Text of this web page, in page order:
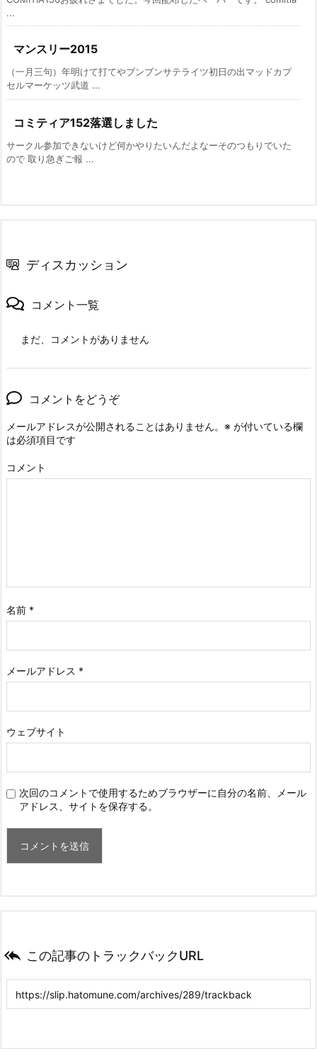
...
マンスリー2015
（一月三句）年明けて打てやブンブンサテライツ初日の出マッドカプ
セルマーケッツ武道 ...
コミティア152落選しました
サークル参加できないけど何かやりたいんだよなーそのつもりでいた
ので 取り急ぎご報 ...
ディスカッション
コメント一覧
まだ、コメントがありません
コメントをどうぞ
メールアドレスが公開されることはありません。 ※ が付いている欄
は必須項目です
コメント
名前 *
メールアドレス *
ウェブサイト
次回のコメントで使用するためブラウザーに自分の名前、メール
アドレス、サイトを保存する。
 この記事のトラックバックURL